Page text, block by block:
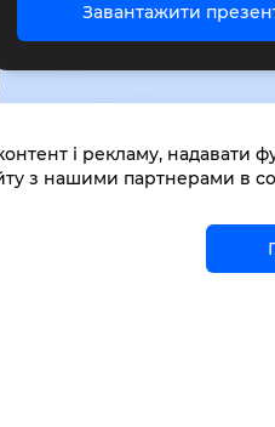
Завантажити
і рекламу, надавати
з нашими партнерами в